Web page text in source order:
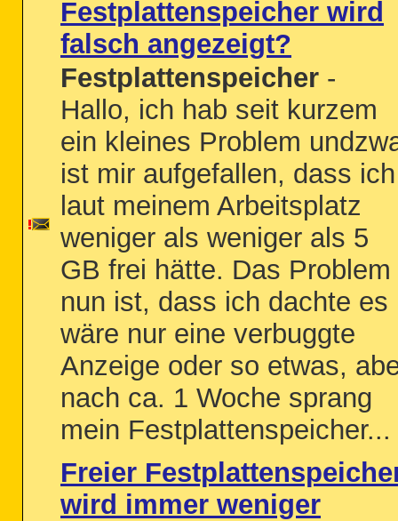
Festplattenspeicher wird
falsch angezeigt?
Festplattenspeicher -
Hallo, ich hab seit kurzem
ein kleines Problem
ist mir aufgefallen, dass ich
laut meinem Arbeitsplatz
weniger als weniger als 5
GB frei hätte. Das Problem
nun ist, dass ich dachte es
wäre nur eine verbuggte
Anzeige oder so etwas,
nach ca. 1 Woche sprang
mein Festplattenspeicher...
Freier
wird immer weniger